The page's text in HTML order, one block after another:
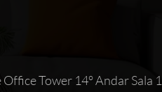
Tower 14° Andar